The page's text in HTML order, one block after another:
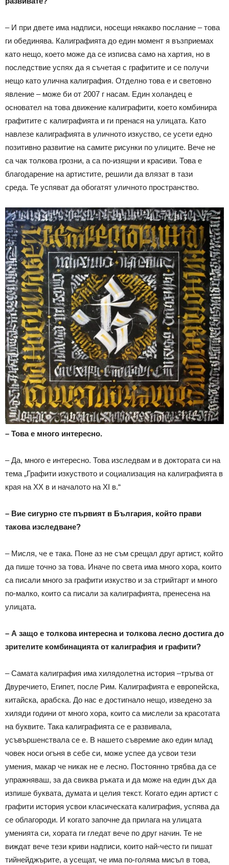
– И при двете има надписи, носещи някакво послание – това
ги обединява. Калиграфията до един момент я възприемах
като нещо, което може да се изписва само на хартия, но в
последствие успях да я съчетая с графитите и се получи
нещо като улична калиграфия. Отделно това е и световно
явление – може би от 2007 г насам. Един холандец е
основател на това движение калиграфити, което комбинира
графитите с калиграфията и ги пренася на улицата. Като
навлезе калиграфията в уличното изкуство, се усети едно
позитивно развитие на самите рисунки по улиците. Вече не
са чак толкова грозни, а са по-изящни и красиви. Това е
благодарение на артистите, решили да влязат в тази
среда. Те успяват да обогатят уличното пространство.
– Това е много интересно.
– Да, много е интересно. Това изследвам и в доктората си на
тема „Графити изкуството и социализация на калиграфията в
края на ХХ в и началото на ХI в.“
– Вие сигурно сте първият в България, който прави
такова изследване?
– Мисля, че е така. Поне аз не съм срещал друг артист, който
да пише точно за това. Иначе по света има много хора, които
са писали много за графити изкуство и за стрийтарт и много
по-малко, които са писали за калиграфията, пренесена на
улицата.
– А защо е толкова интересна и толкова лесно достига до
зрителите комбинацията от калиграфия и графити?
– Самата калиграфия има хилядолетна история –тръгва от
Двуречието, Египет, после Рим. Калиграфията е европейска,
китайска, арабска. До нас е достигнало нещо, изведено за
хиляди години от много хора, които са мислели за красотата
на буквите. Така калиграфията се е развивала,
усъвършенствала се е. В нашето съвремие ако един млад
човек носи огъня в себе си, може успее да усвои тези
умения, макар че никак не е лесно. Постоянно трябва да се
упражняваш, за да свиква ръката и да може на един дъх да
изпише буквата, думата и целия текст. Когато един артист с
графити история усвои класическата калиграфия, успява да
се облагороди. И когато започне да прилага на улицата
уменията си, хората ги гледат вече по друг начин. Те не
виждат вече тези криви надписи, които най-често ги пишат
тийнейджърите, а усещат, че има по-голяма мисъл в това,